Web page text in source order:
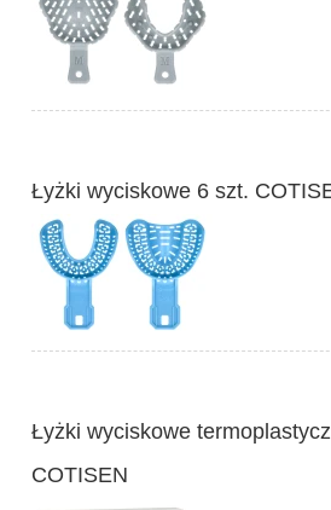
Łyżki wyciskowe 6 szt.
Łyżki wyciskowe
COTISEN